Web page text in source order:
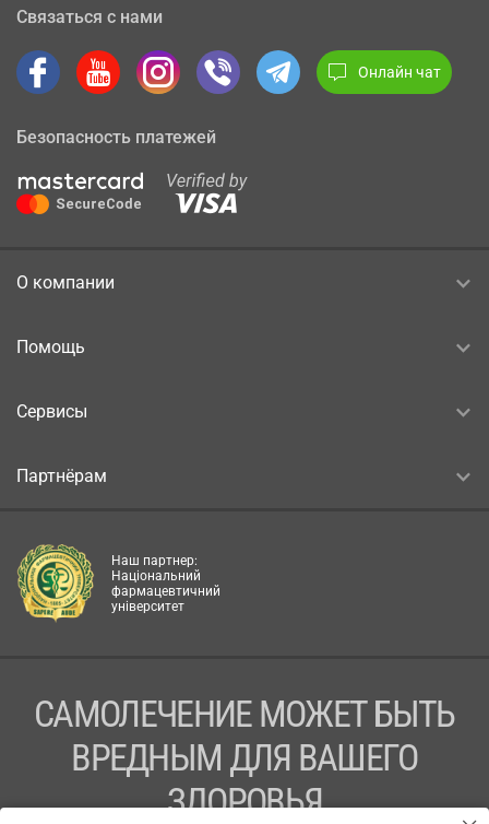
Связаться с нами
Онлайн чат
Безопасность платежей
О компании
Помощь
Сервисы
Партнёрам
Наш партнер:
Національний
фармацевтичний
університет
САМОЛЕЧЕНИЕ МОЖЕТ БЫТЬ
ВРЕДНЫМ ДЛЯ ВАШЕГО
ЗДОРОВЬЯ